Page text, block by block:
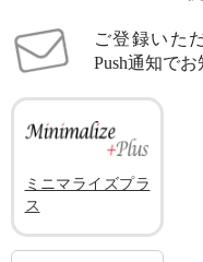
ご登録いた
Push通知でお
ミニマライズプラ
ス